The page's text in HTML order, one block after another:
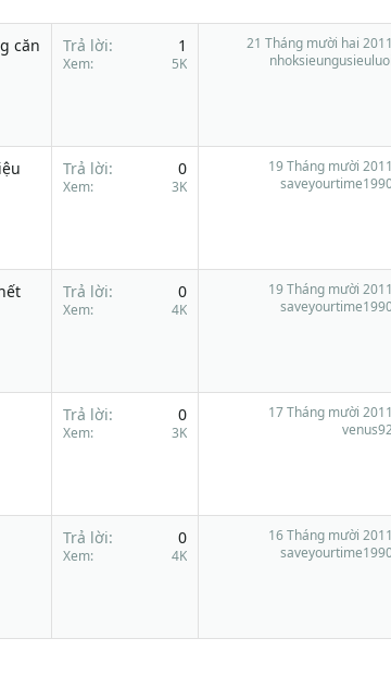
căn
Trả lời 1
Xem 5K
21 Tháng mười hai 2011
nhoksieungusieuluoi
Trả lời 0
Xem 3K
19 Tháng mười 2011
Trả lời 0
Xem 4K
19 Tháng mười 2011
Trả lời 0
Xem 3K
17 Tháng mười 2011
Trả lời 0
Xem 4K
16 Tháng mười 2011